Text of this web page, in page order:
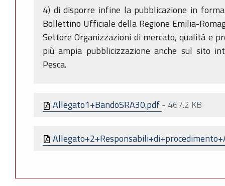
4) di disporre infine la pubblicazione in
Bollettino Ufficiale della Regione Emilia-
Settore Organizzazioni di mercato, qualità e
più ampia pubblicizzazione anche sul sito
Pesca.
Allegato1+BandoSRA30.pdf- 467.2 KB